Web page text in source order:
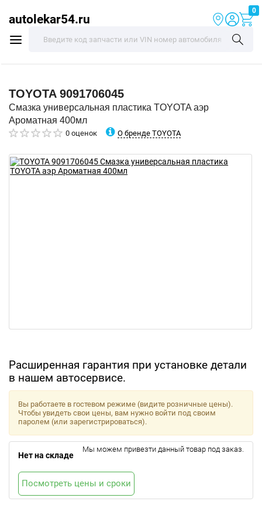
autolekar54.ru
0
TOYOTA 9091706045
Смазка универсальная пластика TOYOTA аэр
Ароматная 400мл
0 оценок О бренде TOYOTA
Расширенная гарантия при установке детали
в нашем автосервисе.
Вы работаете в гостевом режиме (видите розничные цены).
Чтобы увидеть свои цены, вам нужно войти под своим
паролем (или зарегистрироваться).
Нет на складе
Мы можем привезти данный товар под заказ.
Посмотреть цены и сроки